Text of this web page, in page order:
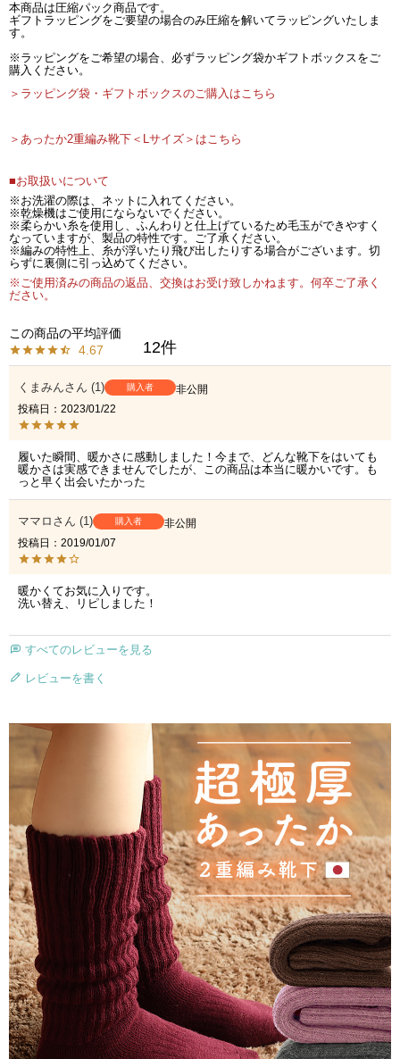
本商品は圧縮パック商品です。
ギフトラッピングをご要望の場合のみ圧縮を解いてラッピングいたしま
す。
※ラッピングをご希望の場合、必ずラッピング袋かギフトボックスをご
購入ください。
＞ラッピング袋・ギフトボックスのご購入はこちら
＞あったか2重編み靴下＜Lサイズ＞はこちら
■お取扱いについて
※お洗濯の際は、ネットに入れてください。
※乾燥機はご使用にならないでください。
※柔らかい糸を使用し、ふんわりと仕上げているため毛玉ができやすく
なっていますが、製品の特性です。ご了承ください。
※編みの特性上、糸が浮いたり飛び出したりする場合がございます。切
らずに裏側に引っ込めてください。
※ご使用済みの商品の返品、交換はお受け致しかねます。何卒ご了承く
ださい。
4.67 12
くまみん 1 購入者
非公開
投稿日
2023/01/22
履いた瞬間、暖かさに感動しました！今まで、どんな靴下をはいても
暖かさは実感できませんでしたが、この商品は本当に暖かいです。も
っと早く出会いたかった
ママロ 1 購入者
非公開
投稿日
2019/01/07
暖かくてお気に入りです。
洗い替え、リピしました！
すべてのレビューを見る
レビューを書く